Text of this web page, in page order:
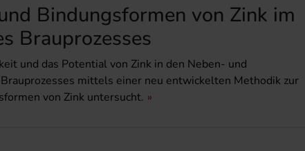
Bindungs­formen von Zink im
Brauprozesses
und das Potential von Zink in den Neben- und
mittels einer neu entwickelten Methodik zur
von Zink untersucht.